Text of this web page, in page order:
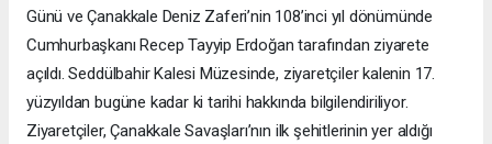
Günü ve Çanakkale Deniz Zaferi’nin 108’inci yıl dönümünde
Cumhurbaşkanı Recep Tayyip Erdoğan tarafından ziyarete
açıldı. Seddülbahir Kalesi Müzesinde, ziyaretçiler kalenin 17.
yüzyıldan bugüne kadar ki tarihi hakkında bilgilendiriliyor.
Ziyaretçiler, Çanakkale Savaşları’nın ilk şehitlerinin yer aldığı